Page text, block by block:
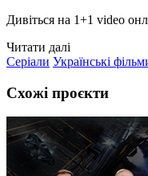
Дивіться на 1+1 video
Читати далі
Серіали Українські
Схожі проєкти